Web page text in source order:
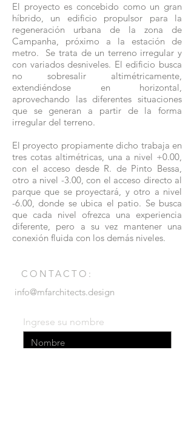
El proyecto es concebido como un gran
híbrido, un edificio propulsor para la
regeneración urbana de la zona de
Campanha, próximo a la estación de
metro. Se trata de un terreno irregular y
con variados desniveles. El edificio busca
no sobresalir altimétricamente,
extendiéndose en horizontal,
aprovechando las diferentes situaciones
que se generan a partir de la forma
irregular del terreno.
El proyecto propiamente dicho trabaja en
tres cotas altimétricas, una a nivel +0.00,
con el acceso desde R. de Pinto Bessa,
otro a nivel -3.00, con el acceso directo al
parque que se proyectará, y otro a nivel
-6.00, donde se ubica el patio. Se busca
que cada nivel ofrezca una experiencia
diferente, pero a su vez mantener una
conexión fluida con los demás niveles.
CONTACTO:
info@mfarchitects.design
Ingrese su nombre